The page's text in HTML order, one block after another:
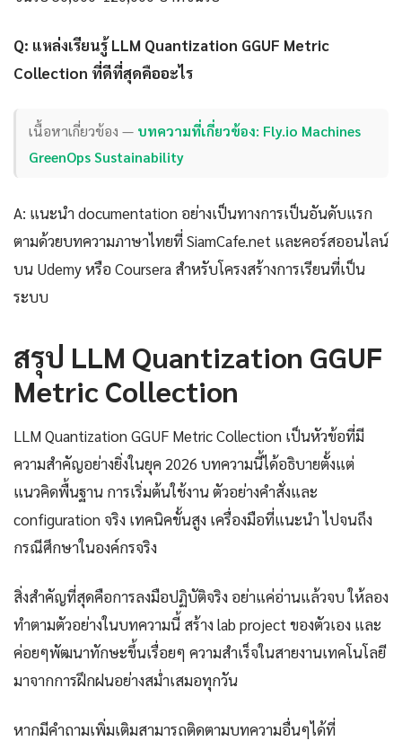
Q: แหล่งเรียนรู้ LLM Quantization GGUF Metric
Collection ที่ดีที่สุดคืออะไร
เนื้อหาเกี่ยวข้อง — บทความที่เกี่ยวข้อง: Fly.io Machines
GreenOps Sustainability
A: แนะนำ documentation อย่างเป็นทางการเป็นอันดับแรก
ตามด้วยบทความภาษาไทยที่ SiamCafe.net และคอร์สออนไลน์
บน Udemy หรือ Coursera สำหรับโครงสร้างการเรียนที่เป็น
ระบบ
สรุป LLM Quantization GGUF
Metric Collection
LLM Quantization GGUF Metric Collection เป็นหัวข้อที่มี
ความสำคัญอย่างยิ่งในยุค 2026 บทความนี้ได้อธิบายตั้งแต่
แนวคิดพื้นฐาน การเริ่มต้นใช้งาน ตัวอย่างคำสั่งและ
configuration จริง เทคนิคขั้นสูง เครื่องมือที่แนะนำ ไปจนถึง
กรณีศึกษาในองค์กรจริง
สิ่งสำคัญที่สุดคือการลงมือปฏิบัติจริง อย่าแค่อ่านแล้วจบ ให้ลอง
ทำตามตัวอย่างในบทความนี้ สร้าง lab project ของตัวเอง และ
ค่อยๆพัฒนาทักษะขึ้นเรื่อยๆ ความสำเร็จในสายงานเทคโนโลยี
มาจากการฝึกฝนอย่างสม่ำเสมอทุกวัน
หากมีคำถามเพิ่มเติมสามารถติดตามบทความอื่นๆได้ที่